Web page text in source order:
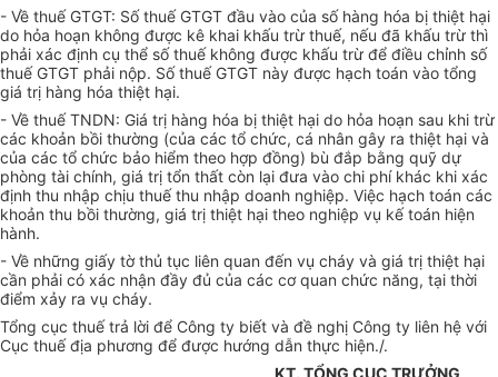
- Về thuế GTGT: Số thuế GTGT đầu vào của số hàng hóa bị thiệt hại
do hỏa hoạn không được kê khai khấu trừ thuế, nếu đã khấu trừ thì
phải xác định cụ thể số thuế không được khấu trừ để điều chỉnh số
thuế GTGT phải nộp. Số thuế GTGT này được hạch toán vào tổng
giá trị hàng hóa thiệt hại.
- Về thuế TNDN: Giá trị hàng hóa bị thiệt hại do hỏa hoạn sau khi trừ
các khoản bồi thường (của các tổ chức, cá nhân gây ra thiệt hại và
của các tổ chức bảo hiểm theo hợp đồng) bù đắp bằng quỹ dự
phòng tài chính, giá trị tổn thất còn lại đưa vào chi phí khác khi xác
định thu nhập chịu thuế thu nhập doanh nghiệp. Việc hạch toán các
khoản thu bồi thường, giá trị thiệt hại theo nghiệp vụ kế toán hiện
hành.
- Về những giấy tờ thủ tục liên quan đến vụ cháy và giá trị thiệt hại
cần phải có xác nhận đầy đủ của các cơ quan chức năng, tại thời
điểm xảy ra vụ cháy.
Tổng cục thuế trả lời để Công ty biết và đề nghị Công ty liên hệ với
Cục thuế địa phương để được hướng dẫn thực hiện./.
KT. TỔNG CỤC TRƯỞNG